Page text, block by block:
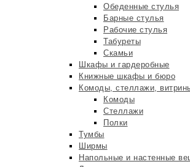
Обеденные стулья
Барные стулья
Рабочие стулья
Табуреты
Скамьи
Шкафы и гардеробные
Книжные шкафы и бюро
Комоды, стеллажи,
Комоды
Стеллажи
Полки
Тумбы
Ширмы
Напольные и настенные